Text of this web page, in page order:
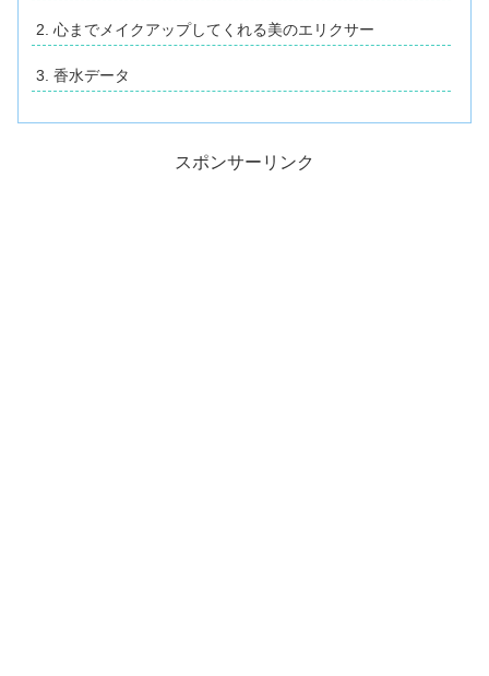
心までメイクアップしてくれる美のエリクサー
香水データ
スポンサーリンク